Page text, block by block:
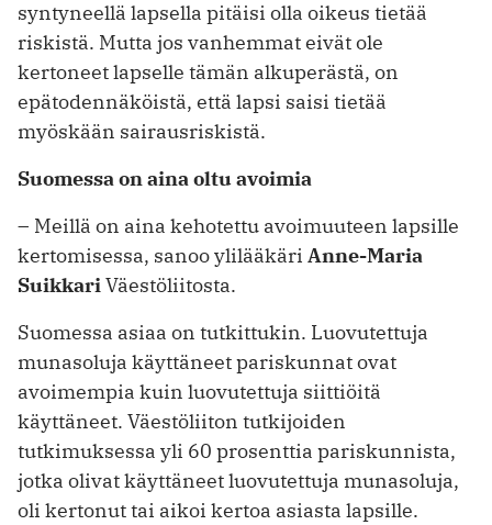
syntyneellä lapsella pitäisi olla oikeus tietää
riskistä. Mutta jos vanhemmat eivät ole
kertoneet lapselle tämän alkuperästä, on
epätodennäköistä, että lapsi saisi tietää
myöskään sairausriskistä.
Suomessa on aina oltu avoimia
– Meillä on aina kehotettu avoimuuteen lapsille
kertomisessa, sanoo ylilääkäri Anne-Maria
SuikkariVäestöliitosta.
Suomessa asiaa on tutkittukin. Luovutettuja
munasoluja käyttäneet pariskunnat ovat
avoimempia kuin luovutettuja siittiöitä
käyttäneet. Väestöliiton tutkijoiden
tutkimuksessa yli 60 prosenttia pariskunnista,
jotka olivat käyttäneet luovutettuja munasoluja,
oli kertonut tai aikoi kertoa asiasta lapsille.